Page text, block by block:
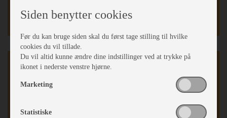
Km/l:13,5
Karrosseri, Chassis & Magasiner
Alufælge
Stor tagluge
Siden benytter cookies
Før du kan bruge siden skal du først tage stilling til hvilke
cookies du vil tillade.
Du vil altid kunne ændre dine indstillinger ved at trykke på
ikonet i nederste venstre hjørne.
Marketing
Statistiske